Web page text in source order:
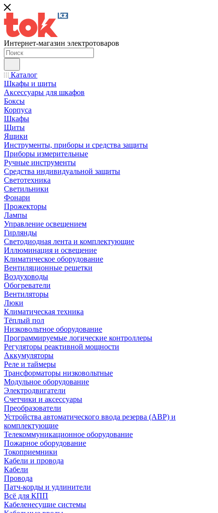
Интернет-магазин электротоваров
Каталог
Шкафы и щиты
Аксессуары для шкафов
Боксы
Корпуса
Шкафы
Щиты
Ящики
Инструменты, приборы и средства защиты
Приборы измерительные
Ручные инструменты
Средства индивидуальной защиты
Светотехника
Светильники
Фонари
Прожекторы
Лампы
Управление освещением
Гирлянды
Светодиодная лента и комплектующие
Иллюминация и освещение
Климатическое оборудование
Вентиляционные решетки
Воздуховоды
Обогреватели
Вентиляторы
Люки
Климатическая техника
Тёплый пол
Низковольтное оборудование
Программируемые логические контроллеры
Регуляторы реактивной мощности
Аккумуляторы
Реле и таймеры
Трансформаторы низковольтные
Модульное оборудование
Электродвигатели
Счетчики и аксессуары
Преобразователи
Устройства автоматического ввода резерва (АВР) и
комплектующие
Телекоммуникационное оборудование
Пожарное оборудование
Токоприемники
Кабели и провода
Кабели
Провода
Патч-корды и удлинители
Всё для КПП
Кабеленесущие системы